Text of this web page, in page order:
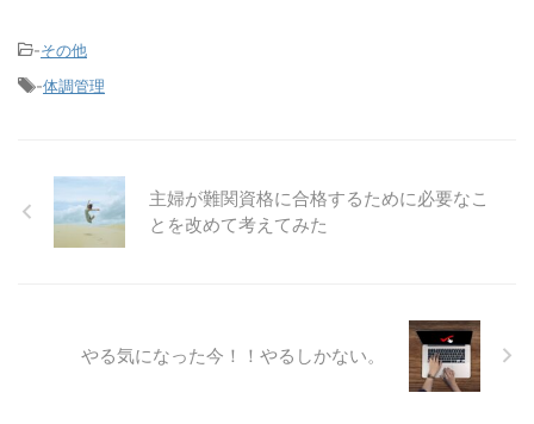
-その他
-体調管理
主婦が難関資格に合格するために必要なこ
とを改めて考えてみた
やる気になった今！！やるしかない。